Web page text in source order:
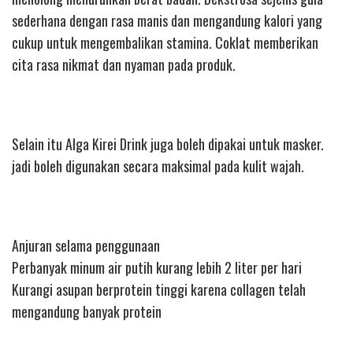
sederhana dengan rasa manis dan mengandung kalori yang
cukup untuk mengembalikan stamina. Coklat memberikan
cita rasa nikmat dan nyaman pada produk.
Selain itu Alga Kirei Drink juga boleh dipakai untuk masker.
jadi boleh digunakan secara maksimal pada kulit wajah.
Anjuran selama penggunaan
Perbanyak minum air putih kurang lebih 2 liter per hari
Kurangi asupan berprotein tinggi karena collagen telah
mengandung banyak protein